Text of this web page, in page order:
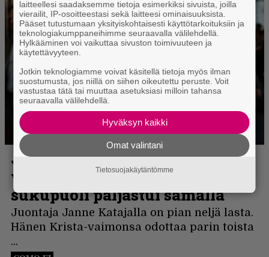
laitteellesi saadaksemme tietoja esimerkiksi sivuista, joilla
vierailit, IP-osoitteestasi sekä laitteesi ominaisuuksista.
Pääset tutustumaan yksityiskohtaisesti käyttötarkoituksiin ja
teknologiakumppaneihimme seuraavalla välilehdellä.
Hylkääminen voi vaikuttaa sivuston toimivuuteen ja
käytettävyyteen.
Jotkin teknologiamme voivat käsitellä tietoja myös ilman
suostumusta, jos niillä on siihen oikeutettu peruste. Voit
vastustaa tätä tai muuttaa asetuksiasi milloin tahansa
seuraavalla välilehdellä.
Hyväksyn kaikki
Omat valintani
Tietosuojakäytäntömme